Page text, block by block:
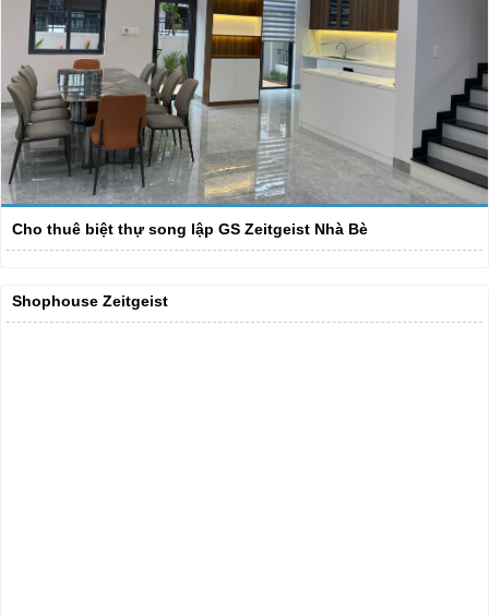
Cho thuê biệt thự song lập GS Zeitgeist Nhà Bè
Shophouse Zeitgeist